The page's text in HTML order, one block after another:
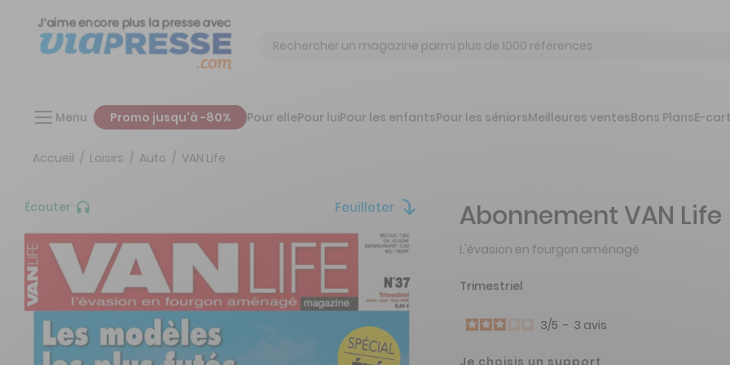
Chercher
Menu Promo jusqu'à -80% Pour ellePour luiPour les enfantsPour les séniorsMeilleures ventesBons PlansE-
Accueil Loisirs Auto VAN Life
Écouter Feuilleter Abonnement VAN Life
L'évasion en fourgon aménagé
Trimestriel
3/5 - 3 avis
Je choisis un support